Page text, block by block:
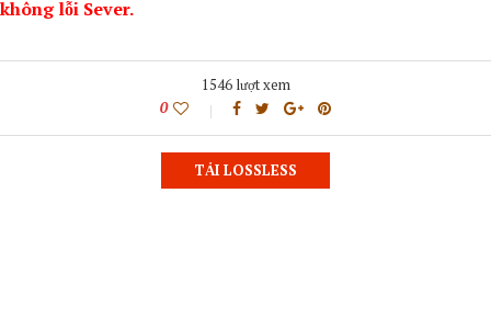
không lỗi Sever.
1546 lượt xem
0
TẢI LOSSLESS